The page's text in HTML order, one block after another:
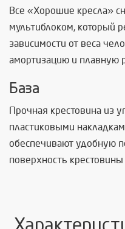
Все «Хорошие кресла»
мультиблоком, который
зависимости от веса
амортизацию и плавную
База
Прочная крестовина из
пластиковыми
обеспечивают удобную
поверхность